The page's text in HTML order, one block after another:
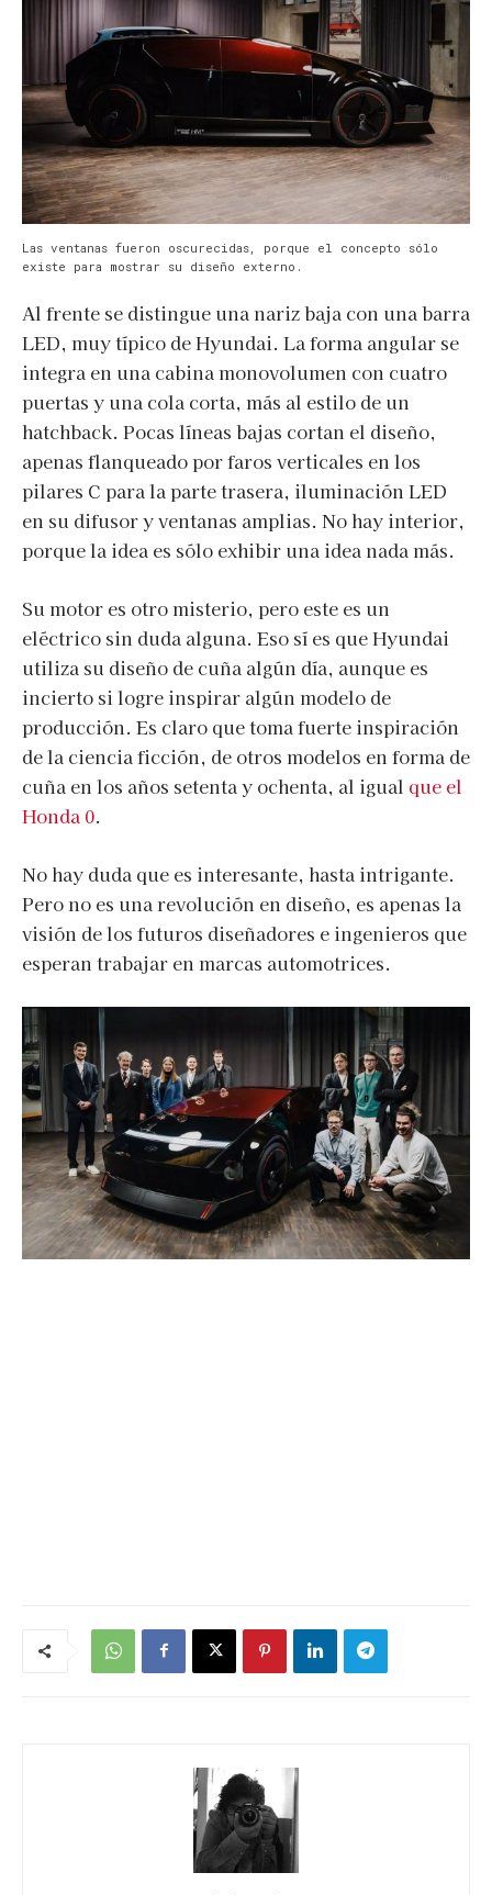
Las ventanas fueron oscurecidas, porque el concepto sólo
existe para mostrar su diseño externo.
Al frente se distingue una nariz baja con una barra
LED, muy típico de Hyundai. La forma angular se
integra en una cabina monovolumen con cuatro
puertas y una cola corta, más al estilo de un
hatchback. Pocas líneas bajas cortan el diseño,
apenas flanqueado por faros verticales en los
pilares C para la parte trasera, iluminación LED
en su difusor y ventanas amplias. No hay interior,
porque la idea es sólo exhibir una idea nada más.
Su motor es otro misterio, pero este es un
eléctrico sin duda alguna. Eso sí es que Hyundai
utiliza su diseño de cuña algún día, aunque es
incierto si logre inspirar algún modelo de
producción. Es claro que toma fuerte inspiración
de la ciencia ficción, de otros modelos en forma de
cuña en los años setenta y ochenta, al igual que el
Honda 0.
No hay duda que es interesante, hasta intrigante.
Pero no es una revolución en diseño, es apenas la
visión de los futuros diseñadores e ingenieros que
esperan trabajar en marcas automotrices.